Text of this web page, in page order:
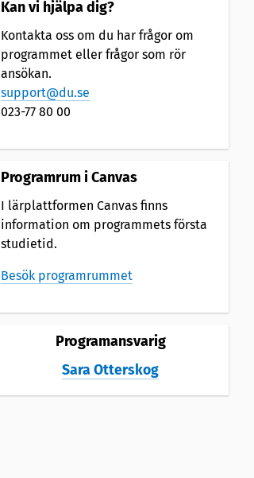
Kan vi hjälpa dig?
Kontakta oss om du har frågor om
programmet eller frågor som rör
ansökan.
support@du.se
023-77 80 00
Programrum i Canvas
I lärplattformen Canvas finns
information om programmets första
studietid.
Besök programrummet
Programansvarig
Sara Otterskog